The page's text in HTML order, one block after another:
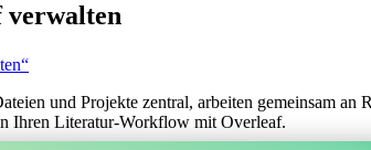
verwalten
und Projekte zentral, arbeiten gemeinsam
Ihren Literatur-Workflow mit Overleaf.